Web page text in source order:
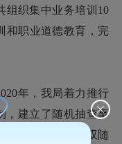
组织集中业务培训10
和职业道德教育，完
年，我局着力推行
，建立了随机抽查事
录库，制定了“双随